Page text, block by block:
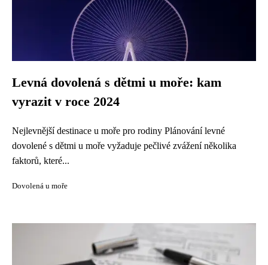
Levná dovolená s dětmi u moře: kam
vyrazit v roce 2024
Nejlevnější destinace u moře pro rodiny Plánování levné
dovolené s dětmi u moře vyžaduje pečlivé zvážení několika
faktorů, které...
Dovolená u moře